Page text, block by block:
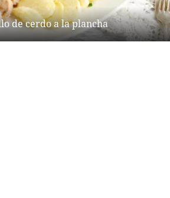
de cerdo a la plancha